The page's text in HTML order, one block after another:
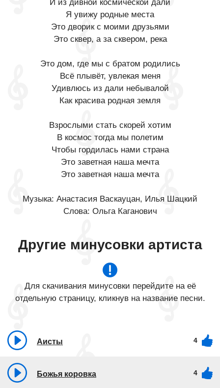
И из дивной космической дали
Я увижу родные места
Это дворик с моими друзьями
Это сквер, а за сквером, река
Это дом, где мы с братом родились
Всё плывёт, увлекая меня
Удивлюсь из дали небывалой
Как красива родная земля
Взрослыми стать скорей хотим
В космос тогда мы полетим
Чтобы гордилась нами страна
Это заветная наша мечта
Это заветная наша мечта
Музыка: Анастасия Васкауцан, Илья Шацкий
Слова: Ольга Каганович
Другие минусовки артиста
Для скачивания минусовки перейдите на её
отдельную страницу, кликнув на название песни.
Аисты 4
Божья коровка 4